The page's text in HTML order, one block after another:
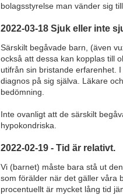
bolagsstyrelse man vänder sig till.
2022-03-18 Sjuk eller inte
Särskilt begåvade barn, (även
också att dessa kan kopplas till
utifrån sin bristande erfarenhet.
diagnos på sig själva. Läkare
bedömning.
Inte ovanligt att de särskilt
hypokondriska.
2022-02-19 - Tid är relativt.
Vi (barnet) måste bara stå ut
som förälder när det gäller våra
procentuellt är mycket lång tid